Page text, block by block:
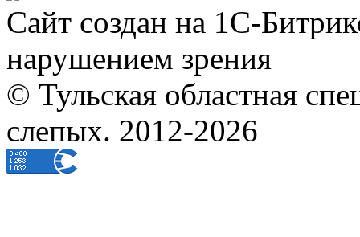
Сайт создан на 1С-
нарушением зрения
© Тульская областная
слепых. 2012-2026